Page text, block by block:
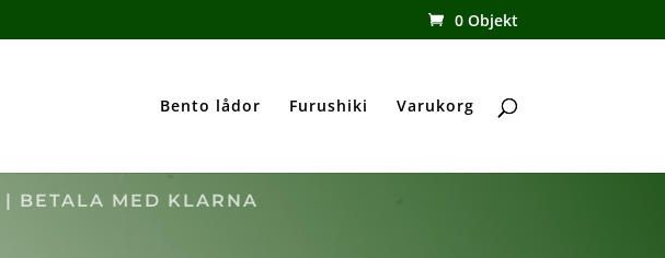
0 Objekt
Bento lådor Furushiki Varukorg
BETALA MED KLARNA